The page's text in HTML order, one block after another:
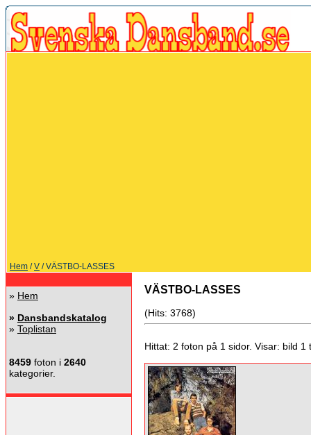
Hem /V / VÄSTBO-LASSES
» Hem
» Dansbandskatalog
» Toplistan
8459 foton i 2640
kategorier.
VÄSTBO-LASSES
(Hits: 3768)
Hittat: 2 foton på 1 sidor. Visar: bild 1